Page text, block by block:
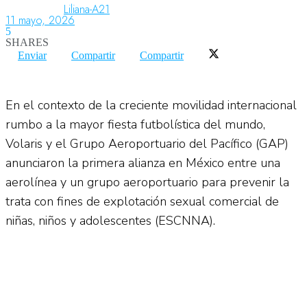
Innovación
Normatividad
Fuerza Aérea
No Result
View All Result
Liliana-A21
11 mayo, 2026
5
SHARES
Enviar
Compartir Compartir
En el contexto de la creciente movilidad internacional
rumbo a la mayor fiesta futbolística del mundo,
Volaris y el Grupo Aeroportuario del Pacífico (GAP)
anunciaron la primera alianza en México entre una
aerolínea y un grupo aeroportuario para prevenir la
trata con fines de explotación sexual comercial de
niñas, niños y adolescentes (ESCNNA).